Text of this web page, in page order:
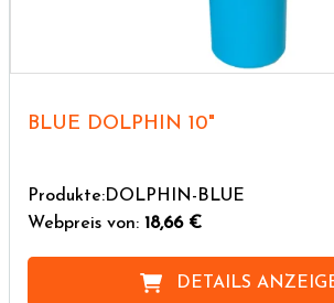
BLUE DOLPHIN 10"
Produkte:DOLPHIN-BLUE
Webpreis von: 18,66 €
DETAILS